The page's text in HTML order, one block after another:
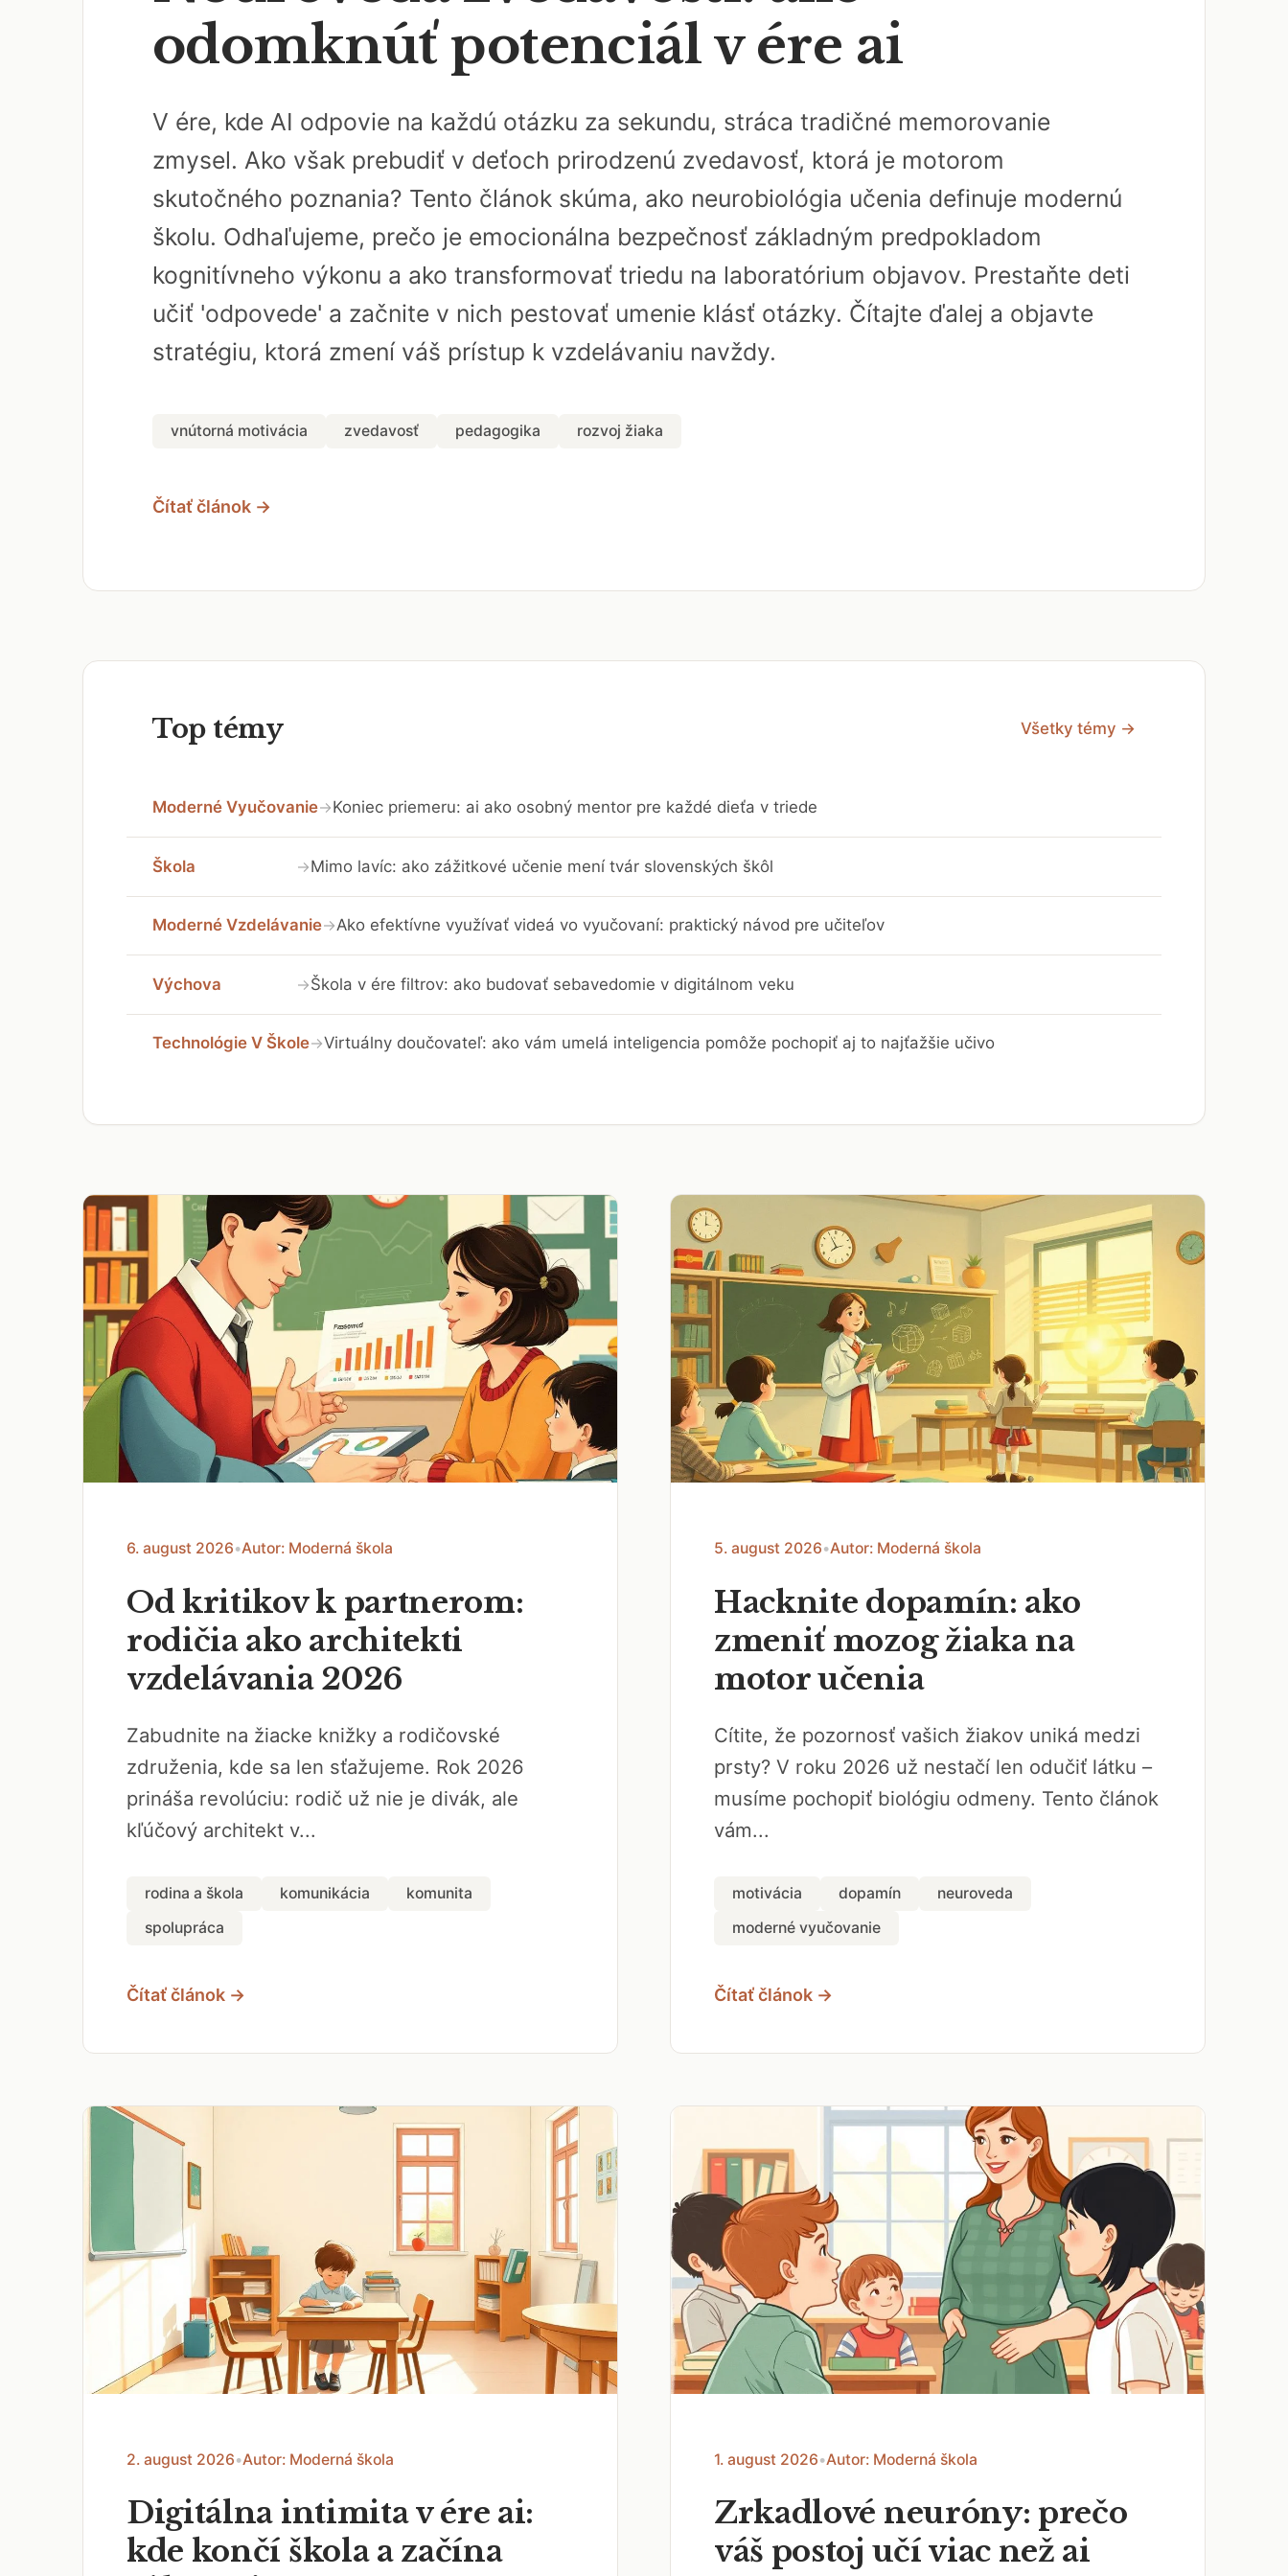
odomknúť potenciál v ére ai
V ére, kde AI odpovie na každú otázku za sekundu, stráca tradičné memorovanie
zmysel. Ako však prebudiť v deťoch prirodzenú zvedavosť, ktorá je motorom
skutočného poznania? Tento článok skúma, ako neurobiológia učenia definuje modernú
školu. Odhaľujeme, prečo je emocionálna bezpečnosť základným predpokladom
kognitívneho výkonu a ako transformovať triedu na laboratórium objavov. Prestaňte deti
učiť 'odpovede' a začnite v nich pestovať umenie klásť otázky. Čítajte ďalej a objavte
stratégiu, ktorá zmení váš prístup k vzdelávaniu navždy.
vnútorná motivácia zvedavosť pedagogika rozvoj žiaka
Čítať článok →
Top témy Všetky témy →
Moderné Vyučovanie→Koniec priemeru: ai ako osobný mentor pre každé dieťa v triede
Škola →Mimo lavíc: ako zážitkové učenie mení tvár slovenských škôl
Moderné Vzdelávanie→Ako efektívne využívať videá vo vyučovaní: praktický návod pre učiteľov
Výchova →Škola v ére filtrov: ako budovať sebavedomie v digitálnom veku
Technológie V Škole→Virtuálny doučovateľ: ako vám umelá inteligencia pomôže pochopiť aj to najťažšie učivo
6. august 2026•Autor: Moderná škola
Od kritikov k partnerom:
rodičia ako architekti
vzdelávania 2026
Zabudnite na žiacke knižky a rodičovské
združenia, kde sa len sťažujeme. Rok 2026
prináša revolúciu: rodič už nie je divák, ale
kľúčový architekt v...
rodina a škola komunikácia
komunita
spolupráca
Čítať článok →
5. august 2026•Autor: Moderná škola
Hacknite dopamín: ako
zmeniť mozog žiaka na
motor učenia
Cítite, že pozornosť vašich žiakov uniká medzi
prsty? V roku 2026 už nestačí len odučiť látku –
musíme pochopiť biológiu odmeny. Tento článok
vám...
motivácia dopamín
neuroveda
moderné vyučovanie
Čítať článok →
2. august 2026•Autor: Moderná škola
Digitálna intimita v ére ai:
kde končí škola a začína
1. august 2026•Autor: Moderná škola
Zrkadlové neuróny: prečo
váš postoj učí viac než ai